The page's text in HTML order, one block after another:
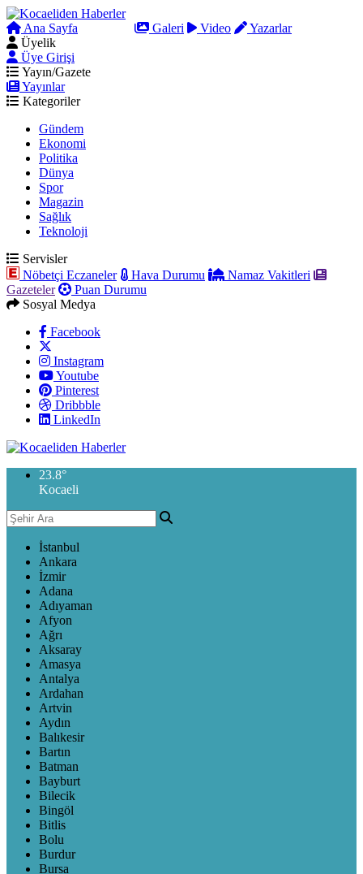
Ana Sayfa Galeri Video
Yazarlar
Üyelik
Üye Girişi
Yayın/Gazete
Yayınlar
Kategoriler
Gündem
Ekonomi
Politika
Dünya
Spor
Magazin
Sağlık
Teknoloji
Servisler
Nöbetçi Eczaneler
Hava Durumu
Namaz Vakitleri
Gazeteler
Puan Durumu
Sosyal Medya
Facebook
Instagram
Youtube
Pinterest
Dribbble
LinkedIn
23.8°
Kocaeli
İstanbul
Ankara
İzmir
Adana
Adıyaman
Afyon
Ağrı
Aksaray
Amasya
Antalya
Ardahan
Artvin
Aydın
Balıkesir
Bartın
Batman
Bayburt
Bilecik
Bingöl
Bitlis
Bolu
Burdur
Bursa